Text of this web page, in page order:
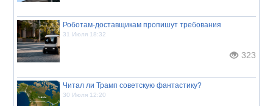
Роботам-доставщикам пропишут требования
31 Июля 18:32
323
Читал ли Трамп советскую фантастику?
30 Июля 12:20